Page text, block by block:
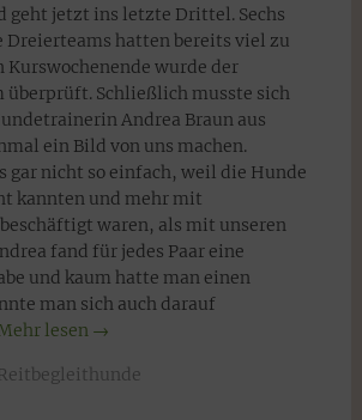
geht jetzt ins letzte Drittel. Sechs
Dreierteams hatten bereits viel zu
Kurswochenende wurde der
überprüft. Schließlich musste sich
Andrea Braun aus
ein Bild von uns machen.
gar nicht so einfach, weil die Hunde
kannten und mehr mit
waren, als mit unseren
fand für jedes Paar eine
und kaum hatte man einen
man sich auch darauf
lesen →